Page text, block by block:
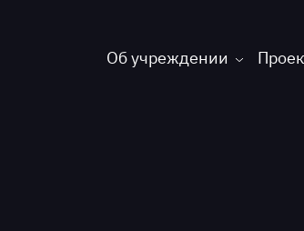
Об учреждении